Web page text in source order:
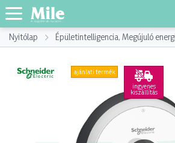
Nyitólap Épületintelligencia, Megújuló
ajánlati termék
ingyenes
kiszállítás